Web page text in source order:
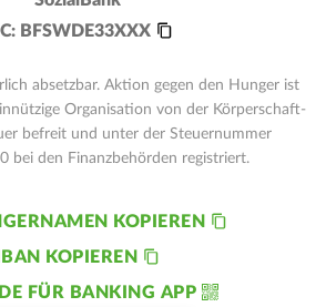
BFSWDE33XXX
absetzbar. Aktion gegen den Hunger ist
Organisation von der Körperschaft-
befreit und unter der Steuernummer
bei den Finanzbehörden registriert.
KOPIEREN
IBAN KOPIEREN
FÜR BANKING APP